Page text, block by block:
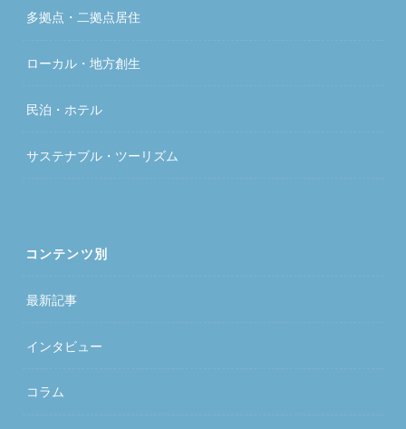
多拠点・二拠点居住
ローカル・地方創生
民泊・ホテル
サステナブル・ツーリズム
コンテンツ別
最新記事
インタビュー
コラム